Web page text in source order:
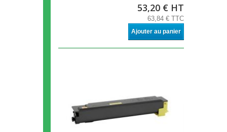
53,20 € HT
63,84 € TTC
Ajouter au panier